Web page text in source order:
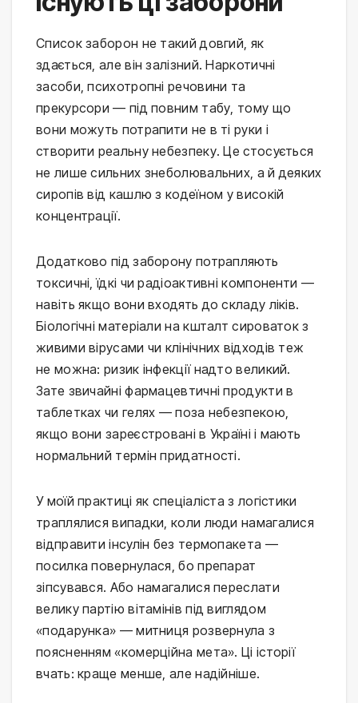
Список заборон не такий довгий, як
здається, але він залізний. Наркотичні
засоби, психотропні речовини та
прекурсори — під повним табу, тому що
вони можуть потрапити не в ті руки і
створити реальну небезпеку. Це стосується
не лише сильних знеболювальних, а й деяких
сиропів від кашлю з кодеїном у високій
концентрації.
Додатково під заборону потрапляють
токсичні, їдкі чи радіоактивні компоненти —
навіть якщо вони входять до складу ліків.
Біологічні матеріали на кшталт сироваток з
живими вірусами чи клінічних відходів теж
не можна: ризик інфекції надто великий.
Зате звичайні фармацевтичні продукти в
таблетках чи гелях — поза небезпекою,
якщо вони зареєстровані в Україні і мають
нормальний термін придатності.
У моїй практиці як спеціаліста з логістики
траплялися випадки, коли люди намагалися
відправити інсулін без термопакета —
посилка повернулася, бо препарат
зіпсувався. Або намагалися переслати
велику партію вітамінів під виглядом
«подарунка» — митниця розвернула з
поясненням «комерційна мета». Ці історії
вчать: краще менше, але надійніше.